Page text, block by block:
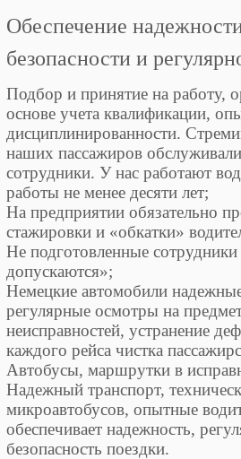
Обеспечение
безопасности и
Подбор и принятие на работу,
основе учета квалификации,
дисциплинированности.
наших пассажиров
сотрудники. У нас работают
работы не менее десяти лет;
На предприятии обязательно
стажировки и «обкатки»
Не подготовленные сотрудники
допускаются»;
Немецкие автомобили
регулярные осмотры на
неисправностей, устранение
каждого рейса чистка
Автобусы, маршрутки в
Надежный транспорт,
микроавтобусов, опытные
обеспечивает надежность,
безопасность поездки.